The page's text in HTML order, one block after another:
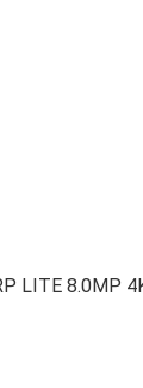
LITE 8.0MP